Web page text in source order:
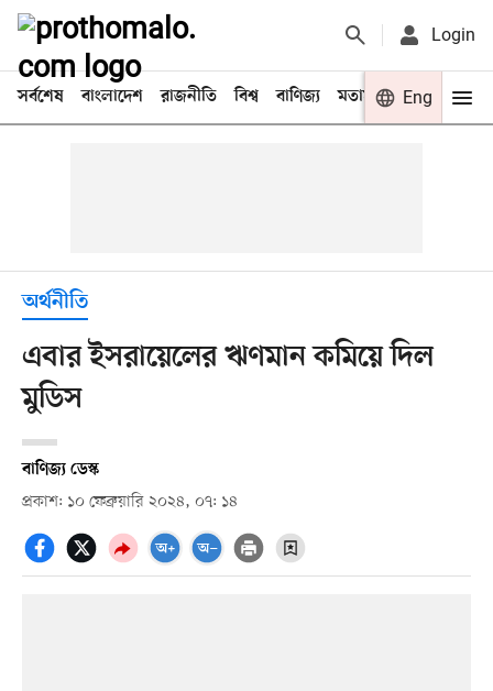
Login
সর্বশেষ বাংলাদেশ রাজনীতি বিশ্ব বাণিজ্য মতামত খেলা
Eng
অর্থনীতি
এবার ইসরায়েলের ঋণমান কমিয়ে দিল
মুডিস
বাণিজ্য ডেস্ক
প্রকাশ: ১০ ফেব্রুয়ারি ২০২৪, ০৭: ১৪